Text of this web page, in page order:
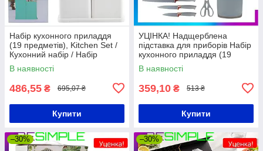
Набір кухонного приладдя
(19 предметів), Kitchen Set /
Кухонний набір / Набір
приборів для кухні
В наявності
486,55 ₴ 695,07 ₴
Купити
УЦІНКА! Надщерблена
підставка для приборів Набір
кухонного приладдя (19
предметів), Kitchen Set /
Кухонний набір
В наявності
359,10 ₴ 513 ₴
Купити
–30% –30%